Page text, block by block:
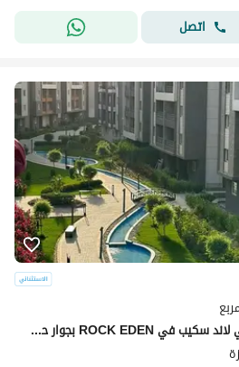
اتصل
شقه جاهزة بالمفتاح تطل علي لاند سكيب في ROCK EDEN بجوار حي الأشجار ودريم لاند